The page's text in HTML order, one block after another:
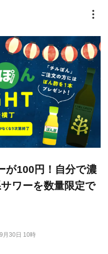
月30日 10時
が100円！自分で濃
ワーを数量限定で